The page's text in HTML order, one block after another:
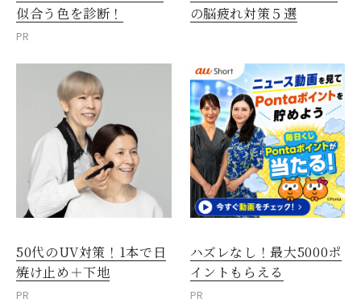
似合う色を診断！
PR
の脳疲れ対策５選
50代のUV対策！1本で日
焼け止め＋下地
PR
ハズレなし！最大5000ポ
イントもらえる
PR